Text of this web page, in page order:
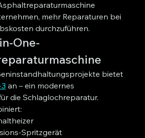
mehr Reparaturen bei
durchzuführen.
One-
bietet
an – ein modernes
die Schlaglochreparatur.
Spritzgerät